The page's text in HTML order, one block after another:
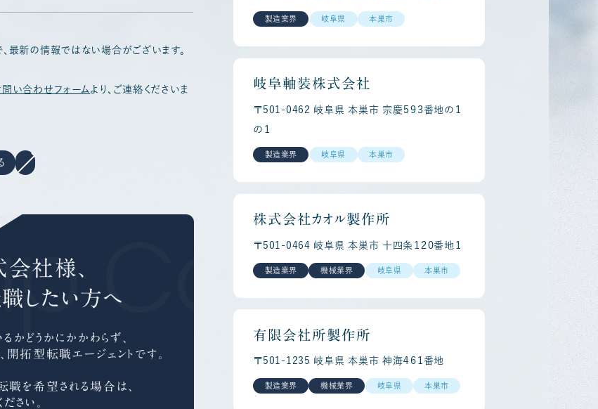
最新の情報ではない場合がございます。
い合わせフォーム より、ご連絡くださいま
Career
社様、
したい方へ
かどうかにかかわらず、
開拓型転職エージェントです。
職を希望される場合は、
さい。
製造業界 岐阜県 本巣市
岐阜軸装株式会社
〒501-0462 岐阜県 本巣市 宗慶５９３番地の１
の１
製造業界 岐阜県 本巣市
株式会社カオル製作所
〒501-0464 岐阜県 本巣市 十四条１２０番地１
製造業界 機械業界 岐阜県 本巣市
有限会社所製作所
〒501-1235 岐阜県 本巣市 神海４６１番地
製造業界 機械業界 岐阜県 本巣市